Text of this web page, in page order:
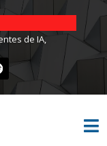
de IA,
